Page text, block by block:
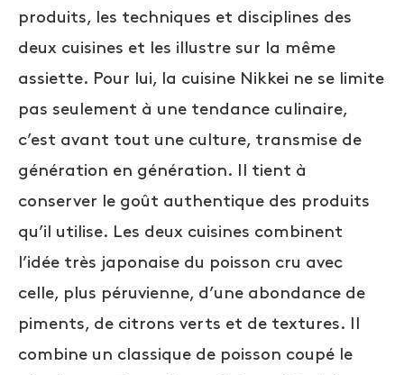
produits, les techniques et disciplines des
deux cuisines et les illustre sur la même
assiette. Pour lui, la cuisine Nikkei ne se limite
pas seulement à une tendance culinaire,
c’est avant tout une culture, transmise de
génération en génération. Il tient à
conserver le goût authentique des produits
qu’il utilise. Les deux cuisines combinent
l’idée très japonaise du poisson cru avec
celle, plus péruvienne, d’une abondance de
piments, de citrons verts et de textures. Il
combine un classique de poisson coupé le